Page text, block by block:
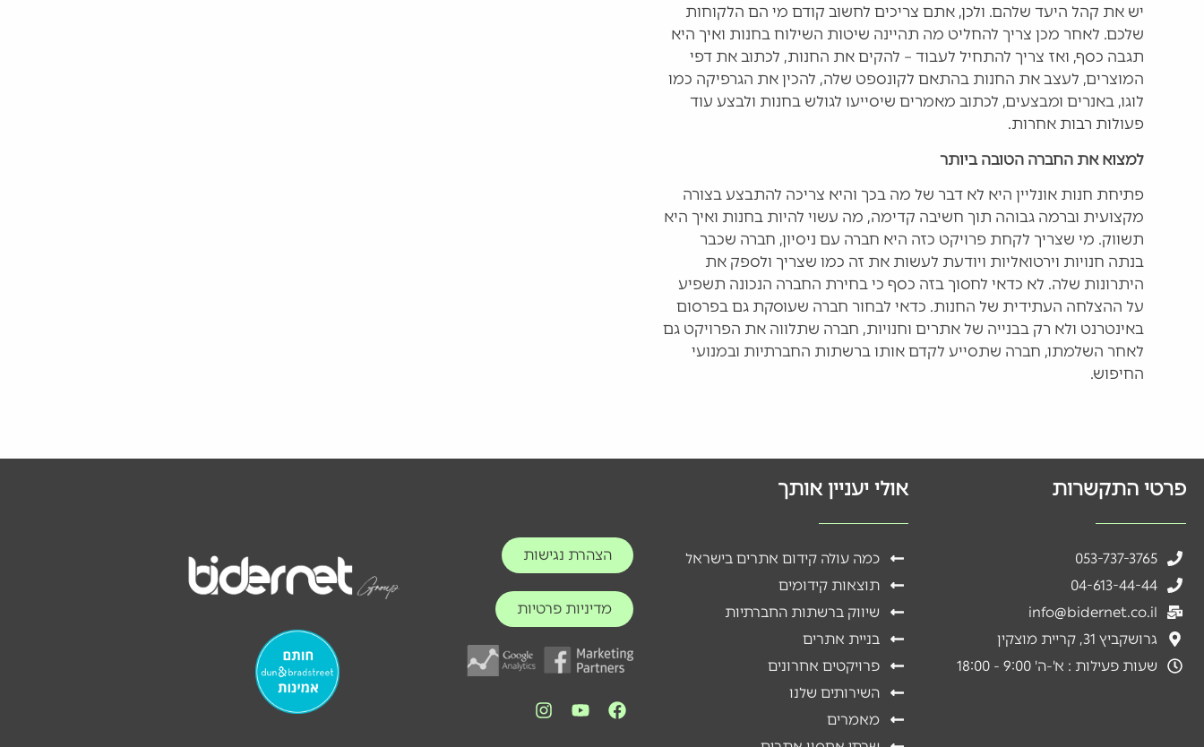
יש את קהל היעד שלהם. ולכן, אתם צריכים לחשוב קודם מי הם הלקוחות
שלכם. לאחר מכן צריך להחליט מה תהיינה שיטות השילוח בחנות ואיך היא
תגבה כסף, ואז צריך להתחיל לעבוד – להקים את החנות, לכתוב את דפי
המוצרים, לעצב את החנות בהתאם לקונספט שלה, להכין את הגרפיקה כמו
לוגו, באנרים ומבצעים, לכתוב מאמרים שיסייעו לגולש בחנות ולבצע עוד
פעולות רבות אחרות.
למצוא את החברה הטובה ביותר
פתיחת חנות אונליין היא לא דבר של מה בכך והיא צריכה להתבצע בצורה
מקצועית וברמה גבוהה תוך חשיבה קדימה, מה עשוי להיות בחנות ואיך היא
תשווק. מי שצריך לקחת פרויקט כזה היא חברה עם ניסיון, חברה שכבר
בנתה חנויות וירטואליות ויודעת לעשות את זה כמו שצריך ולספק את
היתרונות שלה. לא כדאי לחסוך בזה כסף כי בחירת החברה הנכונה תשפיע
על ההצלחה העתידית של החנות. כדאי לבחור חברה שעוסקת גם בפרסום
באינטרנט ולא רק בבנייה של אתרים וחנויות, חברה שתלווה את הפרויקט גם
לאחר השלמתו, חברה שתסייע לקדם אותו ברשתות החברתיות ובמנועי
החיפוש.
פרטי התקשרות
053-737-3765
04-613-44-44
info@bidernet.co.il
גרושקביץ 31, קריית מוצקין
שעות פעילות : א'-ה' 9:00 - 18:00
אולי יעניין אותך
כמה עולה קידום אתרים בישראל
תוצאות קידומים
שיווק ברשתות החברתיות
בניית אתרים
פרויקטים אחרונים
השירותים שלנו
מאמרים
הצהרת נגישות
מדיניות פרטיות